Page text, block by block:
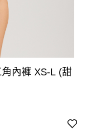
角內褲 XS-L (甜